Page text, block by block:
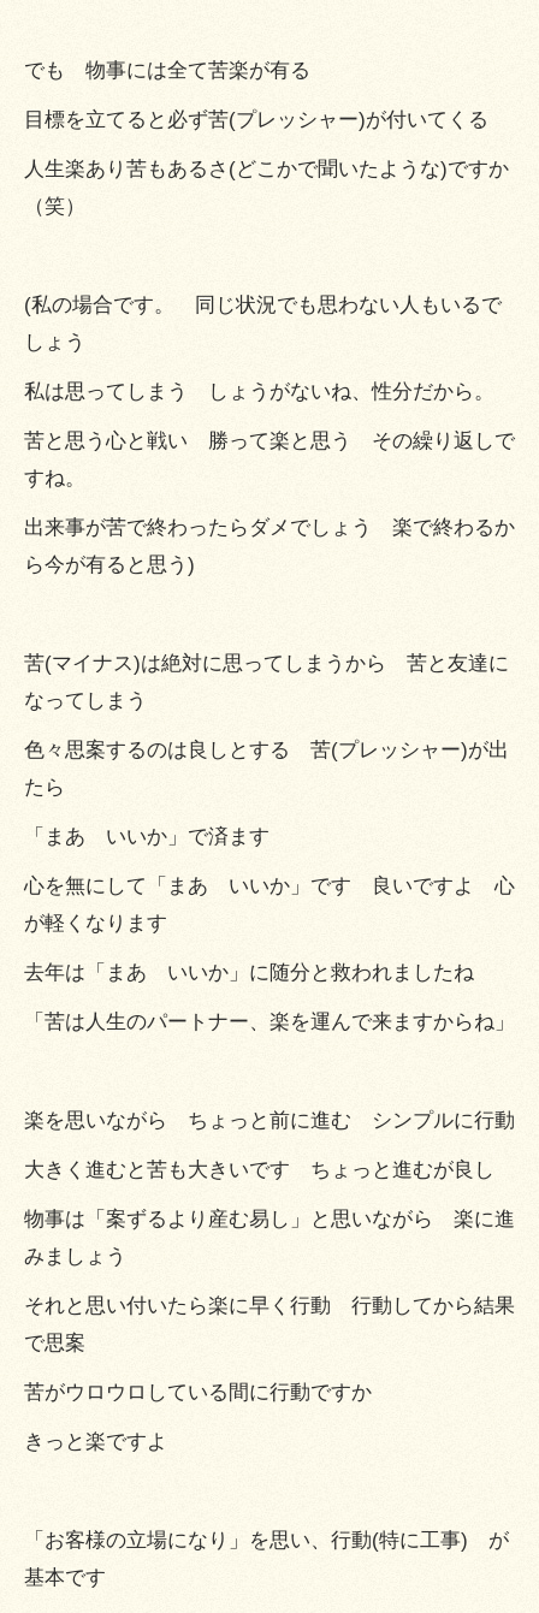
でも 物事には全て苦楽が有る
目標を立てると必ず苦(プレッシャー)が付いてくる
人生楽あり苦もあるさ(どこかで聞いたような)ですか
（笑）
(私の場合です。 同じ状況でも思わない人もいるで
しょう
私は思ってしまう しょうがないね、性分だから。
苦と思う心と戦い 勝って楽と思う その繰り返しで
すね。
出来事が苦で終わったらダメでしょう 楽で終わるか
ら今が有ると思う)
苦(マイナス)は絶対に思ってしまうから 苦と友達に
なってしまう
色々思案するのは良しとする 苦(プレッシャー)が出
たら
「まあ いいか」で済ます
心を無にして「まあ いいか」です 良いですよ 心
が軽くなります
去年は「まあ いいか」に随分と救われましたね
「苦は人生のパートナー、楽を運んで来ますからね」
楽を思いながら ちょっと前に進む シンプルに行動
大きく進むと苦も大きいです ちょっと進むが良し
物事は「案ずるより産む易し」と思いながら 楽に進
みましょう
それと思い付いたら楽に早く行動 行動してから結果
で思案
苦がウロウロしている間に行動ですか
きっと楽ですよ
「お客様の立場になり」を思い、行動(特に工事) が
基本です